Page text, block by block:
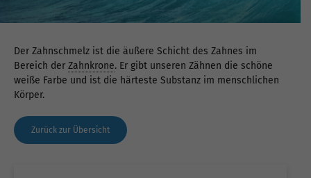
Der Zahnschmelz ist die äußere Schicht des Zahnes im
Bereich der Zahnkrone. Er gibt unseren Zähnen die schöne
weiße Farbe und ist die härteste Substanz im menschlichen
Körper.
Zurück zur Übersicht